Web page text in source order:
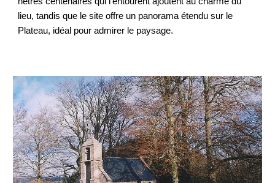
lieu, tandis que le site offre un panorama étendu sur le
Plateau, idéal pour admirer le paysage.